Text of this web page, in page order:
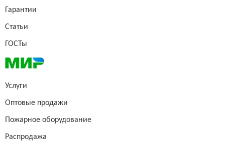
Гарантии
Статьи
ГОСТы
Услуги
Оптовые продажи
Пожарное оборудование
Распродажа